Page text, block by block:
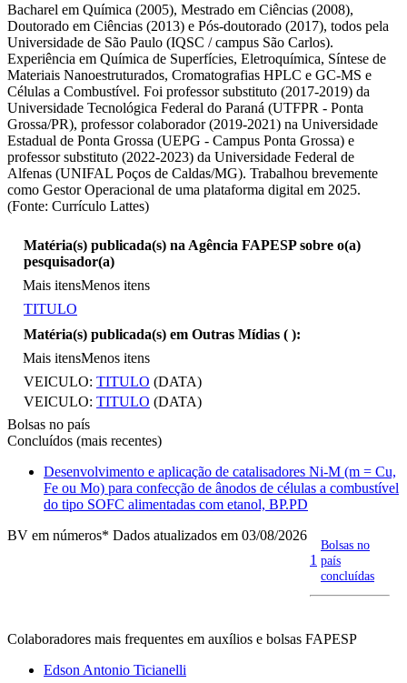
Bacharel em Química (2005), Mestrado em Ciências (2008),
Doutorado em Ciências (2013) e Pós-doutorado (2017), todos pela
Universidade de São Paulo (IQSC / campus São Carlos).
Experiência em Química de Superfícies, Eletroquímica, Síntese de
Materiais Nanoestruturados, Cromatografias HPLC e GC-MS e
Células a Combustível. Foi professor substituto (2017-2019) da
Universidade Tecnológica Federal do Paraná (UTFPR - Ponta
Grossa/PR), professor colaborador (2019-2021) na Universidade
Estadual de Ponta Grossa (UEPG - Campus Ponta Grossa) e
professor substituto (2022-2023) da Universidade Federal de
Alfenas (UNIFAL Poços de Caldas/MG). Trabalhou brevemente
como Gestor Operacional de uma plataforma digital em 2025.
(Fonte: Currículo Lattes)
Matéria(s) publicada(s) na Agência FAPESP sobre o(a)
pesquisador(a)
Mais itensMenos itens
TITULO
Matéria(s) publicada(s) em Outras Mídias ( ):
Mais itensMenos itens
VEICULO: TITULO (DATA)
VEICULO: TITULO (DATA)
Bolsas no país
Concluídos (mais recentes)
Desenvolvimento e aplicação de catalisadores Ni-M (m = Cu,
Fe ou Mo) para confecção de ânodos de células a combustível
do tipo SOFC alimentadas com etanol, BP.PD
BV em números* Dados atualizados em 03/08/2026
1
Bolsas no
país
concluídas
Colaboradores mais frequentes em auxílios e bolsas FAPESP
Edson Antonio Ticianelli